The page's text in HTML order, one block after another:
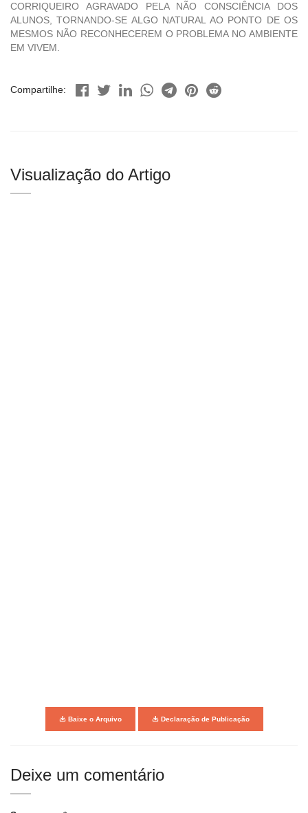
CORRIQUEIRO AGRAVADO PELA NÃO CONSCIÊNCIA DOS
ALUNOS, TORNANDO-SE ALGO NATURAL AO PONTO DE OS
MESMOS NÃO RECONHECEREM O PROBLEMA NO AMBIENTE
EM VIVEM.
Compartilhe:
Visualização do Artigo
Baixe o Arquivo Declaração de Publicação
Deixe um comentário